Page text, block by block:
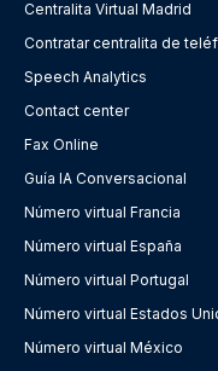
Centralita Virtual Madrid
Contratar centralita de
Speech Analytics
Contact center
Fax Online
Guía IA Conversacional
Número virtual Francia
Número virtual España
Número virtual Portugal
Número virtual Estados
Número virtual México